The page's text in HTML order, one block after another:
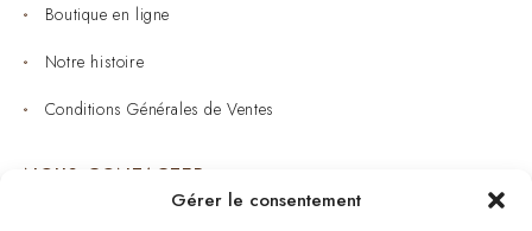
Gérer le consentement
Boutique en ligne
Notre histoire
Conditions Générales de Ventes
NOUS CONTACTER